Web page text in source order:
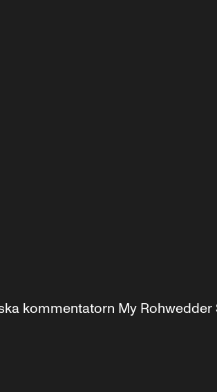
kommentatorn My